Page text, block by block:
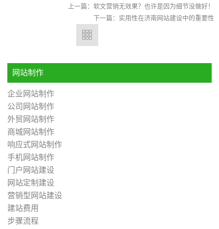
上一篇： 软文营销无效果？也许是因为细节没做好！
下一篇： 实用性在济南网站建设中的重要性
网站制作
企业网站制作
公司网站制作
外贸网站制作
商城网站制作
响应式网站制作
手机网站制作
门户网站建设
网站定制建设
营销型网站建设
建站费用
步骤流程